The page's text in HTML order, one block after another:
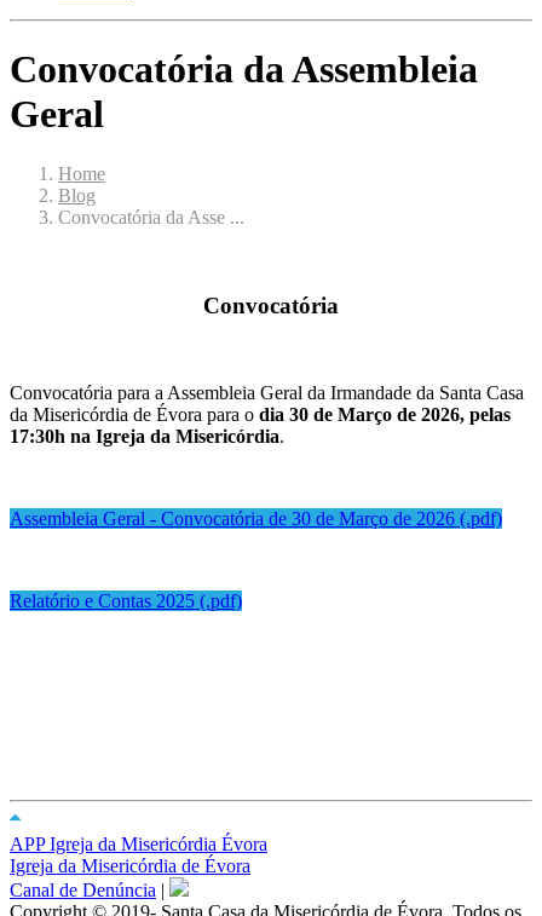
Convocatória da Assembleia
Geral
Home
Blog
Convocatória da Asse ...
Convocatória
Convocatória para a Assembleia Geral da Irmandade da Santa Casa
da Misericórdia de Évora para o dia 30 de Março de 2026, pelas
17:30h na Igreja da Misericórdia.
Assembleia Geral - Convocatória de 30 de Março de 2026 (.pdf)
Relatório e Contas 2025 (.pdf)
APP Igreja da Misericórdia Évora
Igreja da Misericórdia de Évora
Canal de Denúncia |
Copyright © 2019- Santa Casa da Misericórdia de Évora. Todos os